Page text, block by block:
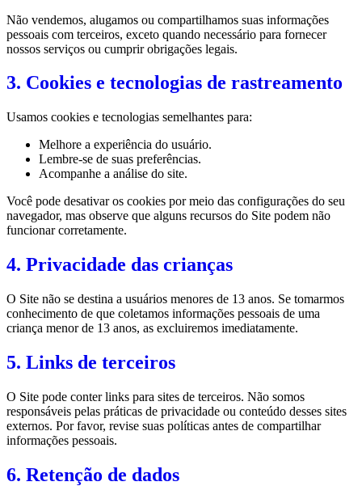
Não vendemos, alugamos ou compartilhamos suas informações
pessoais com terceiros, exceto quando necessário para fornecer
nossos serviços ou cumprir obrigações legais.
3. Cookies e tecnologias de rastreamento
Usamos cookies e tecnologias semelhantes para:
Melhore a experiência do usuário.
Lembre-se de suas preferências.
Acompanhe a análise do site.
Você pode desativar os cookies por meio das configurações do seu
navegador, mas observe que alguns recursos do Site podem não
funcionar corretamente.
4. Privacidade das crianças
O Site não se destina a usuários menores de 13 anos. Se tomarmos
conhecimento de que coletamos informações pessoais de uma
criança menor de 13 anos, as excluiremos imediatamente.
5. Links de terceiros
O Site pode conter links para sites de terceiros. Não somos
responsáveis pelas práticas de privacidade ou conteúdo desses sites
externos. Por favor, revise suas políticas antes de compartilhar
informações pessoais.
6. Retenção de dados